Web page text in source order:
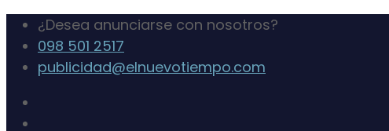
¿Desea anunciarse con nosotros?
098 501 2517
publicidad@elnuevotiempo.com